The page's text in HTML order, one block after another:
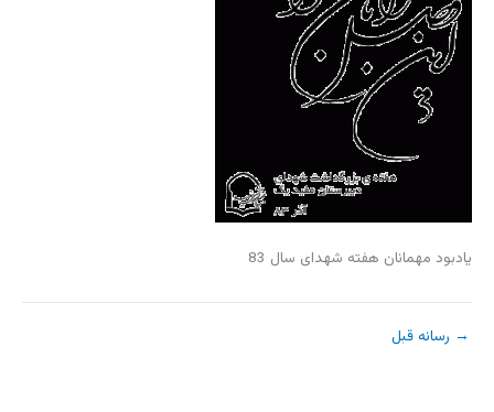
یادبود مهمانان هفته شهدای سال 83
→ رسانه قبل